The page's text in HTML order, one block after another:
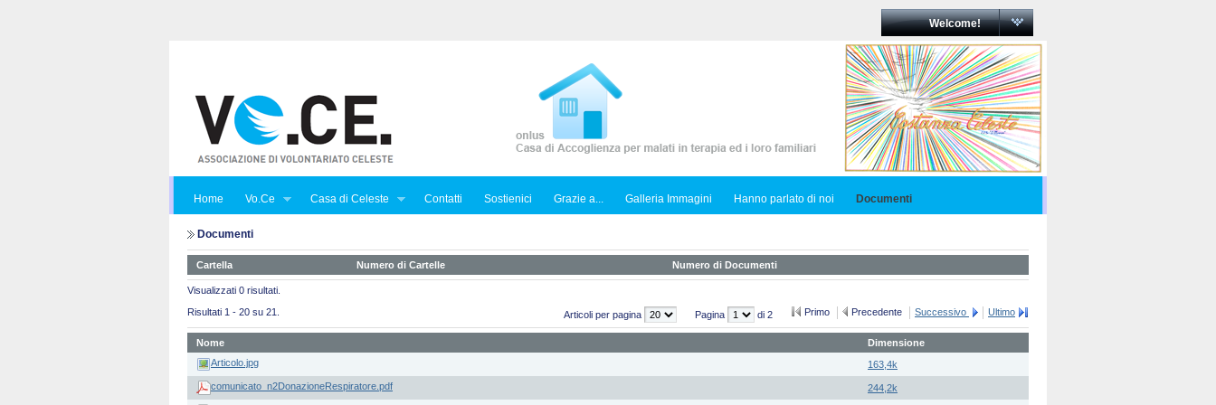
Welcome!
Home Vo.Ce Casa di Celeste Contatti Sostienici Grazie a... Galleria Immagini Hanno parlato di noi Documenti
Documenti
Cartella Numero di Cartelle Numero di Documenti
Visualizzati 0 risultati.
Risultati 1 - 20 su 21.
Articoli per pagina Pagina di 2 Primo Precedente Successivo Ultimo
Nome
Dimensione
Articolo.jpg
163,4k
comunicato_n2DonazioneRespiratore.pdf
244,2k